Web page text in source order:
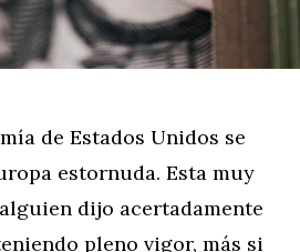
de Estados Unidos se
estornuda. Esta muy
dijo acertadamente
pleno vigor, más si